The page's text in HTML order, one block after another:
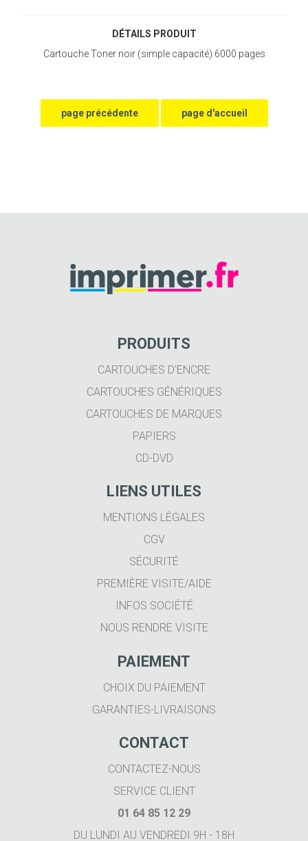
DÉTAILS PRODUIT
Cartouche Toner noir (simple capacité) 6000 pages
PRODUITS
CARTOUCHES D'ENCRE
CARTOUCHES GÉNÉRIQUES
CARTOUCHES DE MARQUES
PAPIERS
CD-DVD
LIENS UTILES
MENTIONS LÉGALES
CGV
SÉCURITÉ
PREMIÈRE VISITE/AIDE
INFOS SOCIÉTÉ
NOUS RENDRE VISITE
PAIEMENT
CHOIX DU PAIEMENT
GARANTIES-LIVRAISONS
CONTACT
CONTACTEZ-NOUS
SERVICE CLIENT
01 64 85 12 29
DU LUNDI AU VENDREDI 9H - 18H